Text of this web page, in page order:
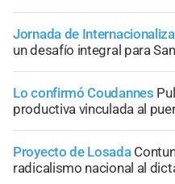
Jornada de
un desafío integral para
Lo confirmó Coudannes
productiva vinculada al
Proyecto de Losada
radicalismo nacional al